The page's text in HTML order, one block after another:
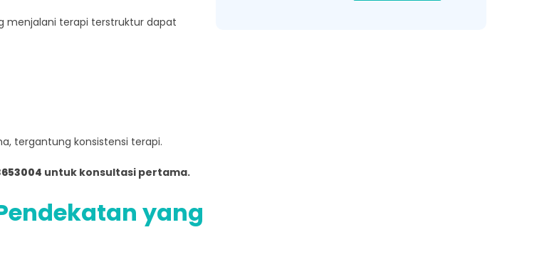
menjalani terapi terstruktur dapat
tergantung konsistensi terapi.
untuk konsultasi pertama.
yang